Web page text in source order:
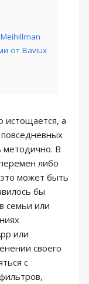
от Baviux
истощается, а
В
либо
может быть
бы
семьи или
или
своего
с